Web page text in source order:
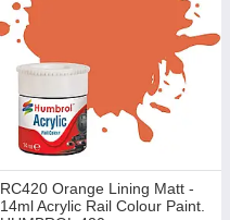
RC420 Orange Lining Matt -
14ml Acrylic Rail Colour Paint.